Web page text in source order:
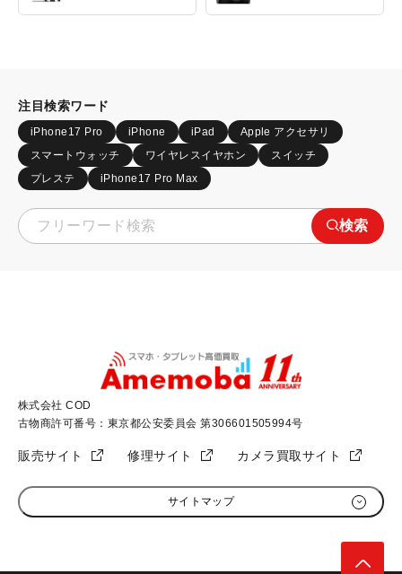
注目検索ワード
iPhone17 Pro iPhone iPad
Apple アクセサリ
スマートウォッチ
ワイヤレスイヤホン
スイッチ
プレステ
iPhone17 Pro Max
検索
株式会社 COD
古物商許可番号：東京都公安委員会 第306601505994号
販売サイト 修理サイト カメラ買取サイト
サイトマップ